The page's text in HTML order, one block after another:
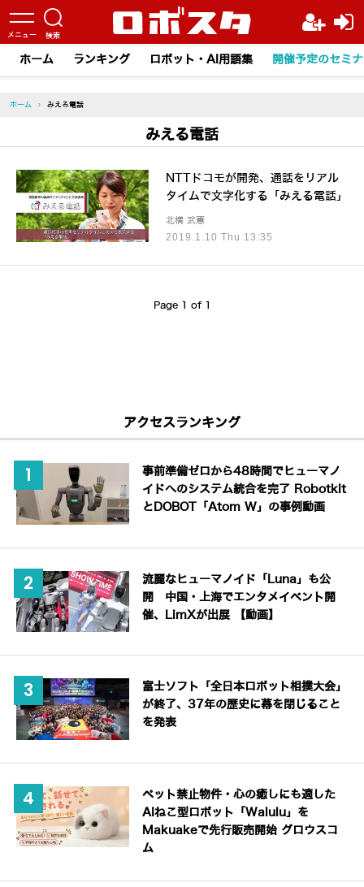
ホーム ランキング ロボット・AI用語集 開催予定のセミ
ホーム › みえる電話
みえる電話
2019.1.10 Thu 13:35
NTTドコモが開発、通話をリアル
タイムで文字化する「みえる電話」
北構 武憲
Page 1 of 1
アクセスランキング
事前準備ゼロから48時間でヒューマノ
イドへのシステム統合を完了 Robotkit
とDOBOT「Atom W」の事例動画
流麗なヒューマノイド「Luna」も公
開 中国・上海でエンタメイベント開
催、LimXが出展 【動画】
富士ソフト「全日本ロボット相撲大会」
が終了、37年の歴史に幕を閉じること
を発表
ペット禁止物件・心の癒しにも適した
AIねこ型ロボット「Walulu」を
Makuakeで先行販売開始 グロウスコ
ム